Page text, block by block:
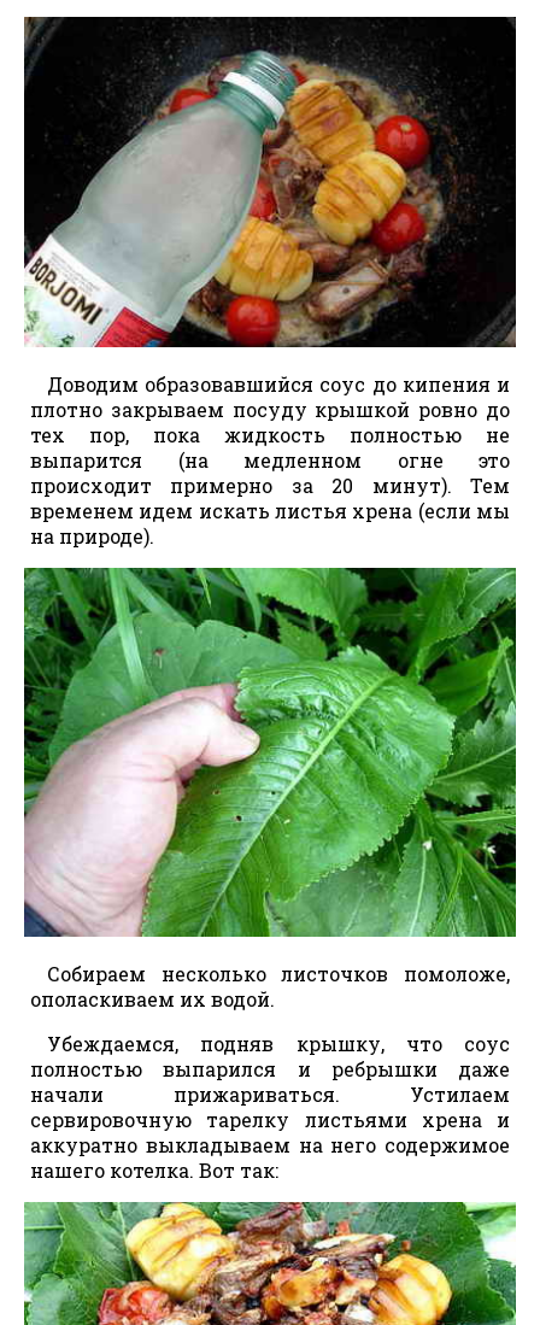
Доводим образовавшийся соус до кипения и
плотно закрываем посуду крышкой ровно до
тех пор, пока жидкость полностью не
выпарится (на медленном огне это
происходит примерно за 20 минут). Тем
временем идем искать листья хрена (если мы
на природе).
Собираем несколько листочков помоложе,
ополаскиваем их водой.
Убеждаемся, подняв крышку, что соус
полностью выпарился и ребрышки даже
начали прижариваться. Устилаем
сервировочную тарелку листьями хрена и
аккуратно выкладываем на него содержимое
нашего котелка. Вот так: